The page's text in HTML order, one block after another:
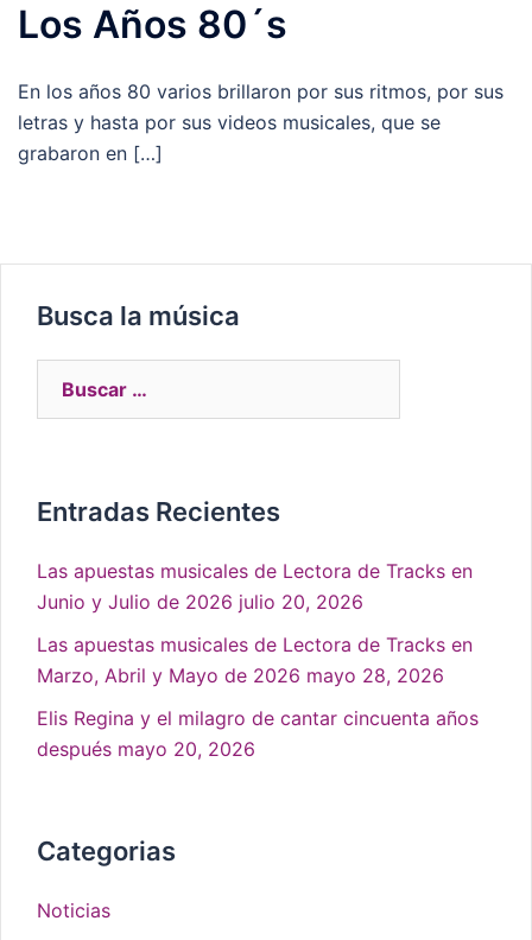
Los Años 80´s
En los años 80 varios brillaron por sus ritmos, por sus
letras y hasta por sus videos musicales, que se
grabaron en […]
Busca la música
Entradas Recientes
Las apuestas musicales de Lectora de Tracks en
Junio y Julio de 2026 julio 20, 2026
Las apuestas musicales de Lectora de Tracks en
Marzo, Abril y Mayo de 2026 mayo 28, 2026
Elis Regina y el milagro de cantar cincuenta años
después mayo 20, 2026
Categorias
Noticias